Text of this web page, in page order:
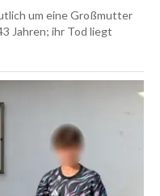
um eine Großmutter
Jahren; ihr Tod liegt